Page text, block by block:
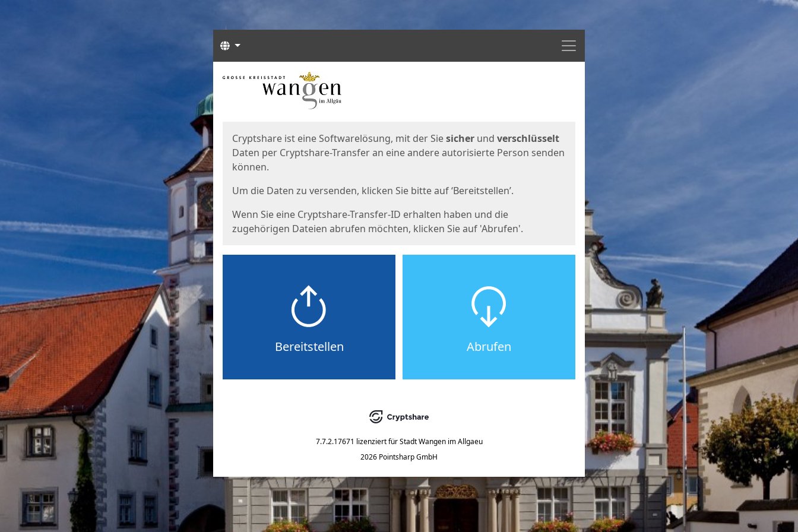
Menü
Sprachen
Start
Cryptshare ist eine Softwarelösung, mit der Siesicher und verschlüsselt
Daten per Cryptshare-Transfer an eine andere autorisierte Person senden
können.
Um die Daten zu versenden, klicken Sie bitte auf ‘Bereitstellen’.
Wenn Sie eine Cryptshare-Transfer-ID erhalten haben und die
zugehörigen Dateien abrufen möchten, klicken Sie auf 'Abrufen'.
Bereitstellen Abrufen
7.7.2.17671 lizenziert für Stadt Wangen im Allgaeu
2026 Pointsharp GmbH